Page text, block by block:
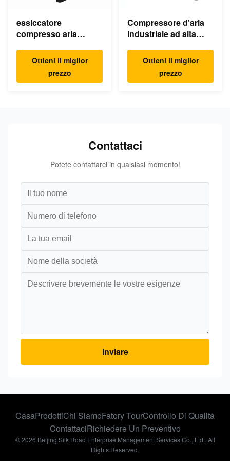
essiccatore
compresso aria
dell'essiccatore
industriale dell'aria
220v
Ottieni il miglior
prezzo
Compressore d'aria
industriale ad alta
della macchina KB15
30Bar 15kw 20hp a
basso rumore
Ottieni il miglior
prezzo
Contattaci
Potete contattarci in qualsiasi momento!
Inviare
CasaProdottiChi SiamoFatory TourControllo Di Qualità
ContattaciRichiedere Un Preventivo
© 2026 Beijing Silk Road Enterprise Management Services Co., Ltd.. All
Rights Reserved.